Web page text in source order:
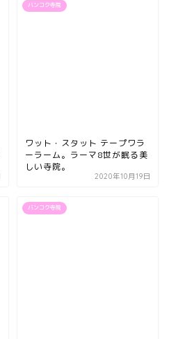
バンコク寺院
ワット・スタット テープワラ
ーラーム。ラーマ8世が眠る美
しい寺院。
2020年10月19日
バンコク寺院